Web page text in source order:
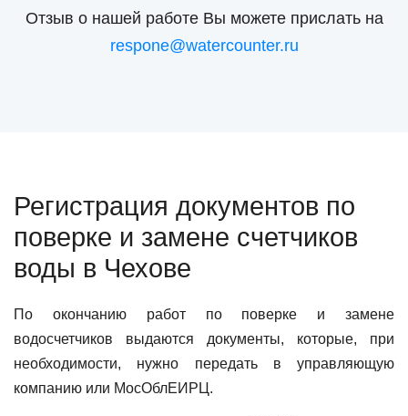
Отзыв о нашей работе Вы можете прислать на
respone@watercounter.ru
Регистрация документов по
поверке и замене счетчиков
воды в Чехове
По окончанию работ по поверке и замене
водосчетчиков выдаются документы, которые, при
необходимости, нужно передать в управляющую
компанию или МосОблЕИРЦ.